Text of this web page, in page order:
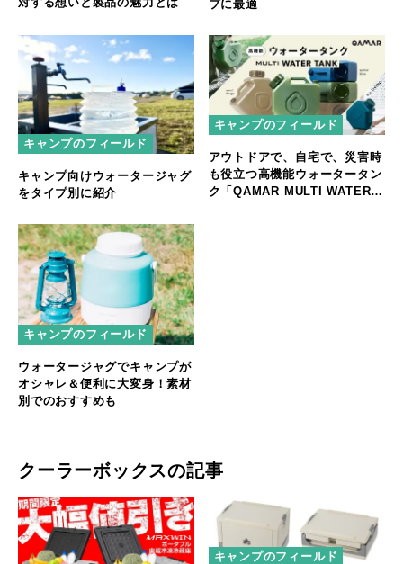
プに最適
キャンプのフィールド
キャンプ向けウォータージャグ
をタイプ別に紹介
キャンプのフィールド
アウトドアで、自宅で、災害時
も役立つ高機能ウォータータン
ク「QAMAR MULTI WATER
キャンプのフィールド
ウォータージャグでキャンプが
オシャレ＆便利に大変身！素材
別でのおすすめも
クーラーボックスの記事
キャンプのフィールド